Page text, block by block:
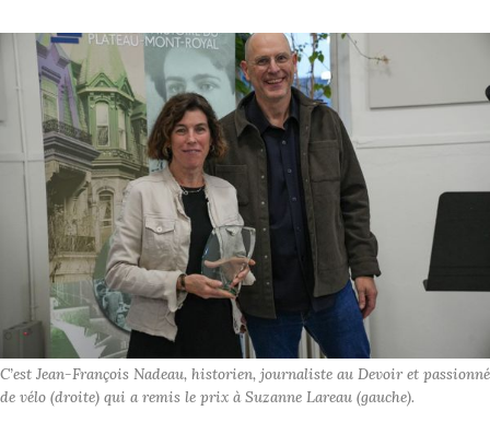
C’est Jean-François Nadeau, historien, journaliste au Devoir et passionné
de vélo (droite) qui a remis le prix à Suzanne Lareau (gauche).